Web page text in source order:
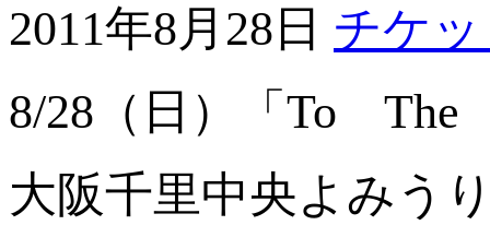
2011年8月28日 チケ
8/28（日）「To
大阪千里中央よみう